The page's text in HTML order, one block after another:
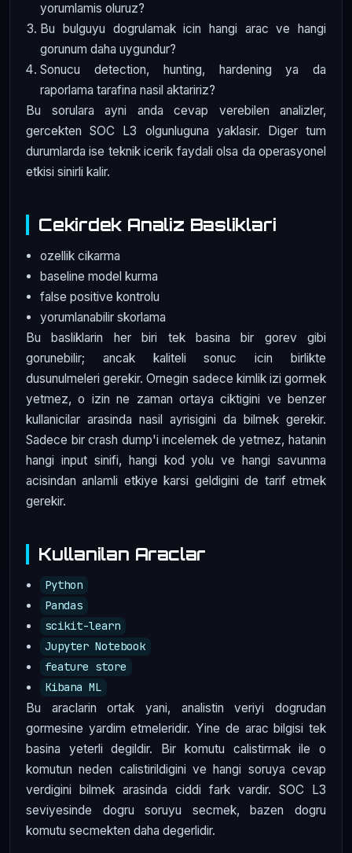
yorumlamis oluruz?
Bu bulguyu dogrulamak icin hangi arac ve hangi
gorunum daha uygundur?
Sonucu detection, hunting, hardening ya da
raporlama tarafina nasil aktaririz?
Bu sorulara ayni anda cevap verebilen analizler,
gercekten SOC L3 olgunluguna yaklasir. Diger tum
durumlarda ise teknik icerik faydali olsa da operasyonel
etkisi sinirli kalir.
Cekirdek Analiz Basliklari
ozellik cikarma
baseline model kurma
false positive kontrolu
yorumlanabilir skorlama
Bu basliklarin her biri tek basina bir gorev gibi
gorunebilir; ancak kaliteli sonuc icin birlikte
dusunulmeleri gerekir. Ornegin sadece kimlik izi gormek
yetmez, o izin ne zaman ortaya ciktigini ve benzer
kullanicilar arasinda nasil ayrisigini da bilmek gerekir.
Sadece bir crash dump'i incelemek de yetmez, hatanin
hangi input sinifi, hangi kod yolu ve hangi savunma
acisindan anlamli etkiye karsi geldigini de tarif etmek
gerekir.
Kullanilan Araclar
Python
Pandas
scikit-learn
Jupyter Notebook
feature store
Kibana ML
Bu araclarin ortak yani, analistin veriyi dogrudan
gormesine yardim etmeleridir. Yine de arac bilgisi tek
basina yeterli degildir. Bir komutu calistirmak ile o
komutun neden calistirildigini ve hangi soruya cevap
verdigini bilmek arasinda ciddi fark vardir. SOC L3
seviyesinde dogru soruyu secmek, bazen dogru
komutu secmekten daha degerlidir.